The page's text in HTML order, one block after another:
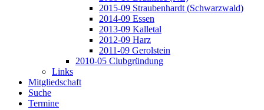
2015-09 Straubenhardt (Schwarzwald)
2014-09 Essen
2013-09 Kalletal
2012-09 Harz
2011-09 Gerolstein
2010-05 Clubgründung
Links
Mitgliedschaft
Suche
Termine